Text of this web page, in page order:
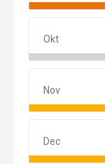
Október
Okt
November
Nov
December
Dec